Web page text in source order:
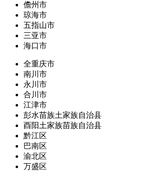
儋州市
琼海市
五指山市
三亚市
海口市
全重庆市
南川市
永川市
合川市
江津市
彭水苗族土家族自治县
酉阳土家族苗族自治县
黔江区
巴南区
渝北区
万盛区